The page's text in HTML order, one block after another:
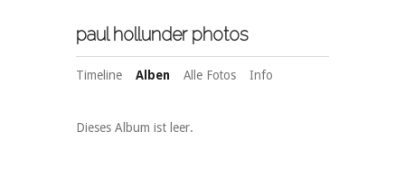
paul hollunder photos
Timeline Alben Alle Fotos Info
Dieses Album ist leer.